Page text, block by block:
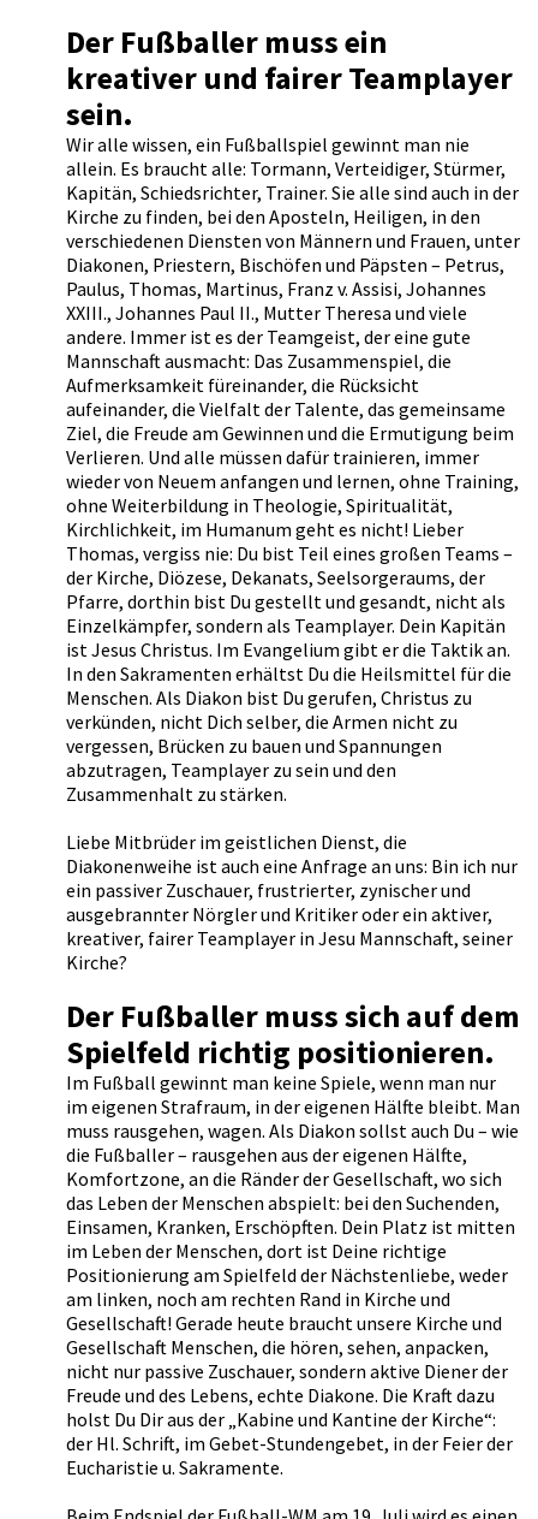
Der Fußballer muss ein
kreativer und fairer Teamplayer
sein.
Wir alle wissen, ein Fußballspiel gewinnt man nie
allein. Es braucht alle: Tormann, Verteidiger, Stürmer,
Kapitän, Schiedsrichter, Trainer. Sie alle sind auch in der
Kirche zu finden, bei den Aposteln, Heiligen, in den
verschiedenen Diensten von Männern und Frauen, unter
Diakonen, Priestern, Bischöfen und Päpsten – Petrus,
Paulus, Thomas, Martinus, Franz v. Assisi, Johannes
XXIII., Johannes Paul II., Mutter Theresa und viele
andere. Immer ist es der Teamgeist, der eine gute
Mannschaft ausmacht: Das Zusammenspiel, die
Aufmerksamkeit füreinander, die Rücksicht
aufeinander, die Vielfalt der Talente, das gemeinsame
Ziel, die Freude am Gewinnen und die Ermutigung beim
Verlieren. Und alle müssen dafür trainieren, immer
wieder von Neuem anfangen und lernen, ohne Training,
ohne Weiterbildung in Theologie, Spiritualität,
Kirchlichkeit, im Humanum geht es nicht! Lieber
Thomas, vergiss nie: Du bist Teil eines großen Teams –
der Kirche, Diözese, Dekanats, Seelsorgeraums, der
Pfarre, dorthin bist Du gestellt und gesandt, nicht als
Einzelkämpfer, sondern als Teamplayer. Dein Kapitän
ist Jesus Christus. Im Evangelium gibt er die Taktik an.
In den Sakramenten erhältst Du die Heilsmittel für die
Menschen. Als Diakon bist Du gerufen, Christus zu
verkünden, nicht Dich selber, die Armen nicht zu
vergessen, Brücken zu bauen und Spannungen
abzutragen, Teamplayer zu sein und den
Zusammenhalt zu stärken.
Liebe Mitbrüder im geistlichen Dienst, die
Diakonenweihe ist auch eine Anfrage an uns: Bin ich nur
ein passiver Zuschauer, frustrierter, zynischer und
ausgebrannter Nörgler und Kritiker oder ein aktiver,
kreativer, fairer Teamplayer in Jesu Mannschaft, seiner
Kirche?
Der Fußballer muss sich auf dem
Spielfeld richtig positionieren.
Im Fußball gewinnt man keine Spiele, wenn man nur
im eigenen Strafraum, in der eigenen Hälfte bleibt. Man
muss rausgehen, wagen. Als Diakon sollst auch Du – wie
die Fußballer – rausgehen aus der eigenen Hälfte,
Komfortzone, an die Ränder der Gesellschaft, wo sich
das Leben der Menschen abspielt: bei den Suchenden,
Einsamen, Kranken, Erschöpften. Dein Platz ist mitten
im Leben der Menschen, dort ist Deine richtige
Positionierung am Spielfeld der Nächstenliebe, weder
am linken, noch am rechten Rand in Kirche und
Gesellschaft! Gerade heute braucht unsere Kirche und
Gesellschaft Menschen, die hören, sehen, anpacken,
nicht nur passive Zuschauer, sondern aktive Diener der
Freude und des Lebens, echte Diakone. Die Kraft dazu
holst Du Dir aus der „Kabine und Kantine der Kirche“:
der Hl. Schrift, im Gebet-Stundengebet, in der Feier der
Eucharistie u. Sakramente.